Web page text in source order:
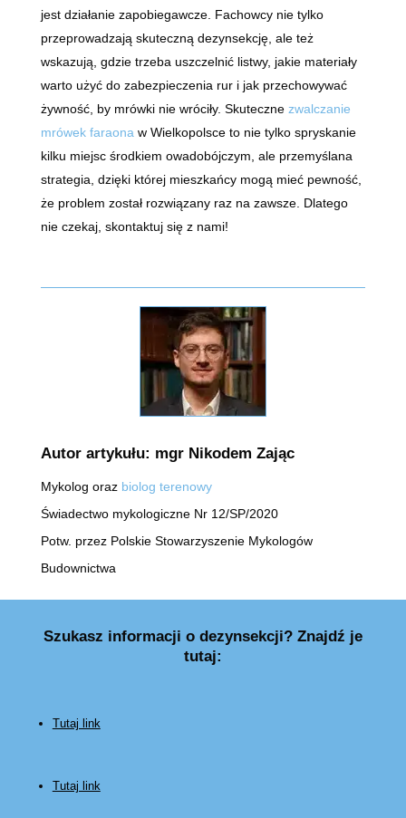
jest działanie zapobiegawcze. Fachowcy nie tylko
przeprowadzają skuteczną dezynsekcję, ale też
wskazują, gdzie trzeba uszczelnić listwy, jakie materiały
warto użyć do zabezpieczenia rur i jak przechowywać
żywność, by mrówki nie wróciły. Skuteczne zwalczanie
mrówek faraona w Wielkopolsce to nie tylko spryskanie
kilku miejsc środkiem owadobójczym, ale przemyślana
strategia, dzięki której mieszkańcy mogą mieć pewność,
że problem został rozwiązany raz na zawsze. Dlatego
nie czekaj, skontaktuj się z nami!
Autor artykułu: mgr Nikodem Zając
Mykolog oraz biolog terenowy
Świadectwo mykologiczne Nr 12/SP/2020
Potw. przez Polskie Stowarzyszenie Mykologów
Budownictwa
Szukasz informacji o dezynsekcji? Znajdź je
tutaj:
Tutaj link
Tutaj link